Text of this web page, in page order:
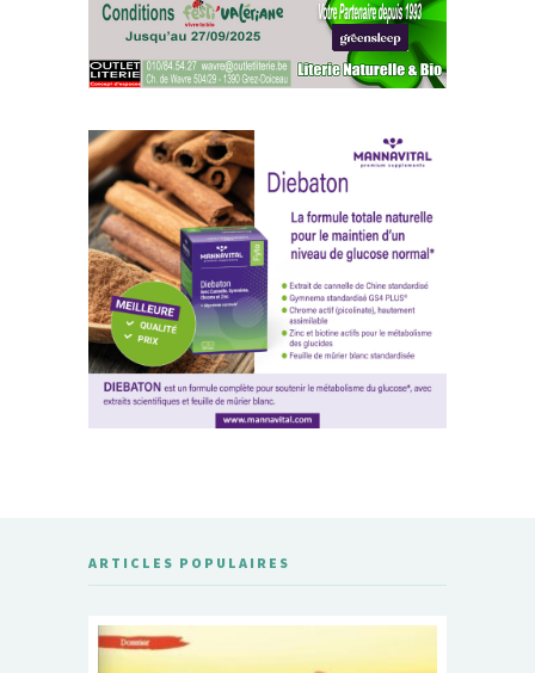
ARTICLES POPULAIRES